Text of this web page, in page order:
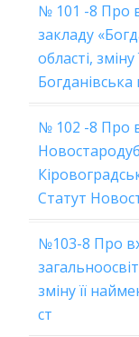
№ 101 -8 Про
закладу
області,
№ 102 -8 Про
Статут
№103-8 Про
зміну її
ст